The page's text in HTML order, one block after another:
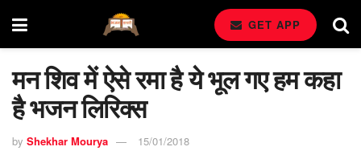
GET APP
मन शिव में ऐसे रमा है ये भूल गए हम कहा
है भजन लिरिक्स
by Shekhar Mourya 15/01/2018